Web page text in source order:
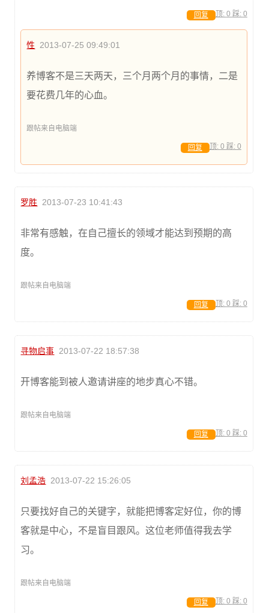
顶: 0 踩: 0
回复
性 2013-07-25 09:49:01
养博客不是三天两天，三个月两个月的事情，二是
要花费几年的心血。
跟帖来自电脑端
顶: 0 踩: 0
回复
罗胜 2013-07-23 10:41:43
非常有感触，在自己擅长的领域才能达到预期的高
度。
跟帖来自电脑端
顶: 0 踩: 0
回复
寻物启事 2013-07-22 18:57:38
开博客能到被人邀请讲座的地步真心不错。
跟帖来自电脑端
顶: 0 踩: 0
回复
刘孟浩 2013-07-22 15:26:05
只要找好自己的关键字，就能把博客定好位，你的博
客就是中心，不是盲目跟风。这位老师值得我去学
习。
跟帖来自电脑端
顶: 0 踩: 0
回复